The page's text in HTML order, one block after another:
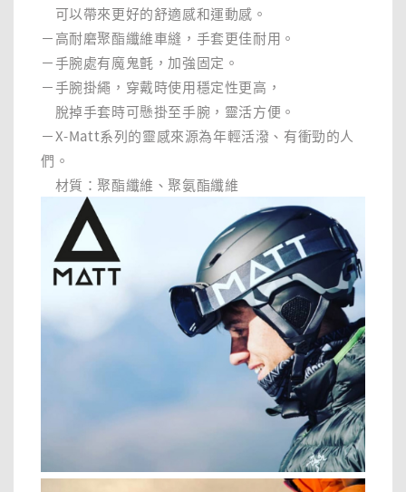
可以帶來更好的舒適感和運動感。
－高耐磨聚酯纖維車縫，手套更佳耐用。
－手腕處有魔鬼氈，加強固定。
－手腕掛繩，穿戴時使用穩定性更高，
脫掉手套時可懸掛至手腕，靈活方便。
－X-Matt系列的靈感來源為年輕活潑、有衝勁的人
們。
材質：聚酯纖維、聚氨酯纖維